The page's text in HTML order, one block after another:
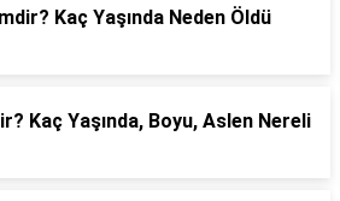
Kaç Yaşında Neden Öldü
Kaç Yaşında, Boyu, Aslen Nereli